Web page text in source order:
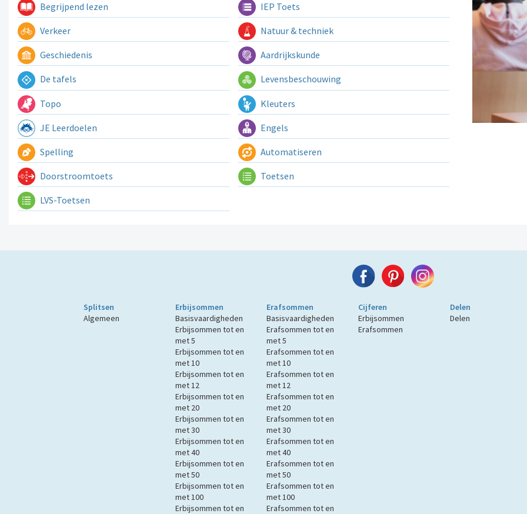
Begrijpend lezen IEP Toets
Verkeer Natuur & techniek
Geschiedenis Aardrijkskunde
De tafels Levensbeschouwing
Topo Kleuters
JE Leerdoelen Engels
Spelling Automatiseren
Doorstroomtoets Toetsen
LVS-Toetsen
Splitsen
Algemeen
Erbijsommen
Basisvaardigheden
Erbijsommen tot en
met 5
Erbijsommen tot en
met 10
Erbijsommen tot en
met 12
Erbijsommen tot en
met 20
Erbijsommen tot en
met 30
Erbijsommen tot en
met 40
Erbijsommen tot en
met 50
Erbijsommen tot en
met 100
Erbijsommen tot en
Erafsommen
Basisvaardigheden
Erafsommen tot en
met 5
Erafsommen tot en
met 10
Erafsommen tot en
met 12
Erafsommen tot en
met 20
Erafsommen tot en
met 30
Erafsommen tot en
met 40
Erafsommen tot en
met 50
Erafsommen tot en
met 100
Erafsommen tot en
Cijferen
Erbijsommen
Erafsommen
Delen
Delen